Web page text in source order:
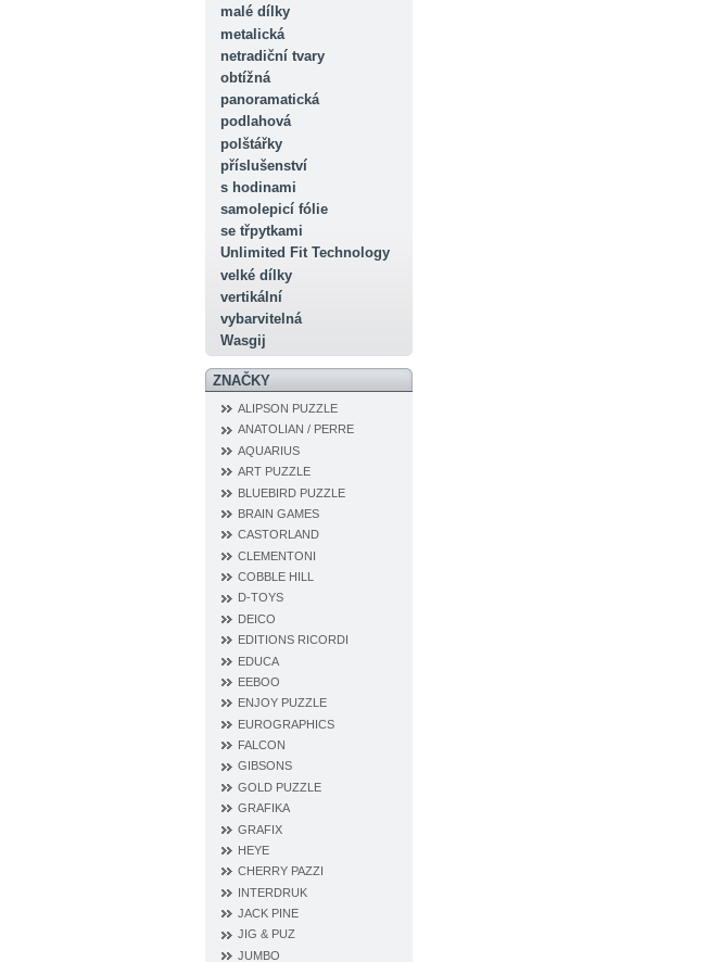
malé dílky
metalická
netradiční tvary
obtížná
panoramatická
podlahová
polštářky
příslušenství
s hodinami
samolepicí fólie
se třpytkami
Unlimited Fit Technology
velké dílky
vertikální
vybarvitelná
Wasgij
ZNAČKY
ALIPSON PUZZLE
ANATOLIAN / PERRE
AQUARIUS
ART PUZZLE
BLUEBIRD PUZZLE
BRAIN GAMES
CASTORLAND
CLEMENTONI
COBBLE HILL
D‐TOYS
DEICO
EDITIONS RICORDI
EDUCA
EEBOO
ENJOY PUZZLE
EUROGRAPHICS
FALCON
GIBSONS
GOLD PUZZLE
GRAFIKA
GRAFIX
HEYE
CHERRY PAZZI
INTERDRUK
JACK PINE
JIG & PUZ
JUMBO